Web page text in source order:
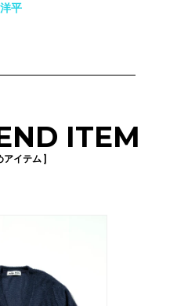
平
ITEM
アイテム ]